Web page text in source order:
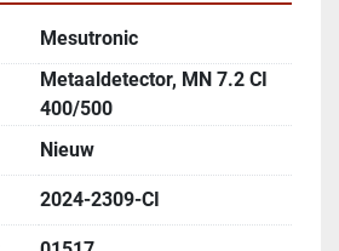
Mesutronic
Metaaldetector, MN 7.2 CI
400/500
Nieuw
2024-2309-CI